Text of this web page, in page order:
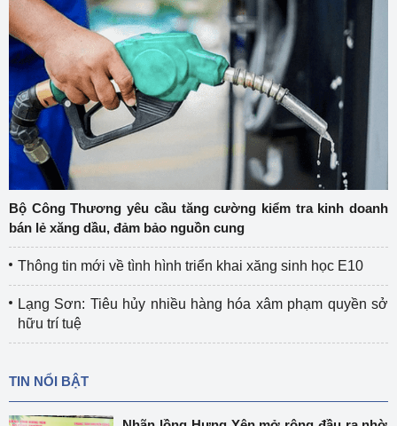
Bộ Công Thương yêu cầu tăng cường kiểm tra kinh doanh
bán lẻ xăng dầu, đảm bảo nguồn cung
Thông tin mới về tình hình triển khai xăng sinh học E10
Lạng Sơn: Tiêu hủy nhiều hàng hóa xâm phạm quyền sở
hữu trí tuệ
TIN NỔI BẬT